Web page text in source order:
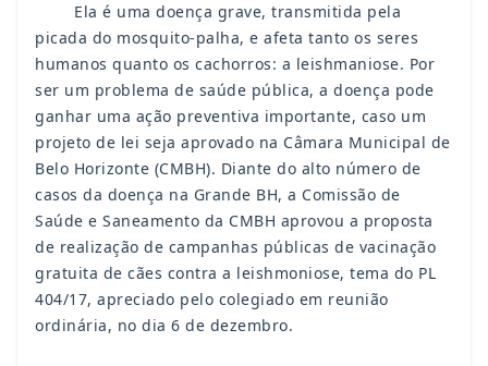
Ela é uma doença grave, transmitida pela
picada do mosquito-palha, e afeta tanto os seres
humanos quanto os cachorros: a leishmaniose. Por
ser um problema de saúde pública, a doença pode
ganhar uma ação preventiva importante, caso um
projeto de lei seja aprovado na Câmara Municipal de
Belo Horizonte (CMBH). Diante do alto número de
casos da doença na Grande BH, a Comissão de
Saúde e Saneamento da CMBH aprovou a proposta
de realização de campanhas públicas de vacinação
gratuita de cães contra a leishmoniose, tema do PL
404/17, apreciado pelo colegiado em reunião
ordinária, no dia 6 de dezembro.